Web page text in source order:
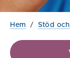
Hem / Stöd